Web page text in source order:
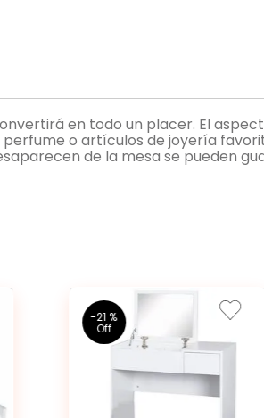
en todo un placer. El
o artículos de joyería
de la mesa se pueden
-21 %